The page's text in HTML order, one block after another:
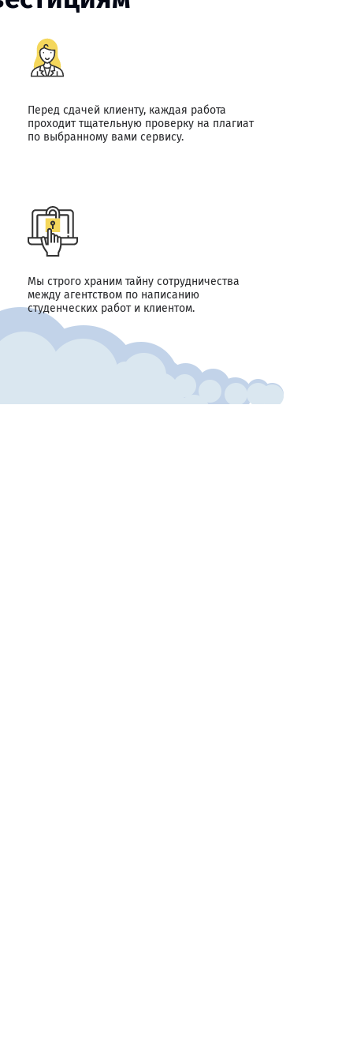
Перед сдачей клиенту, каждая работа
проходит тщательную проверку на плагиат
по выбранному вами сервису.
Мы строго храним тайну сотрудничества
между агентством по написанию
студенческих работ и клиентом.